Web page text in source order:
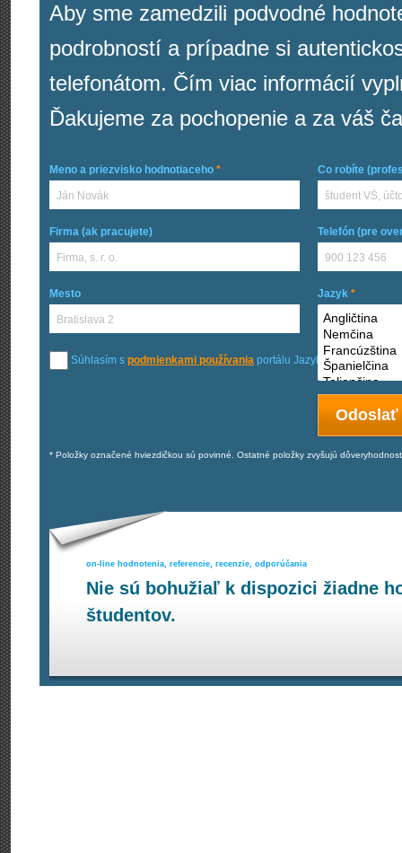
Aby sme zamedzili podvodné
podrobností a prípadne si
telefonátom. Čím viac informácií
Ďakujeme za pochopenie a za váš
Meno a priezvisko hodnotiaceho * Co robíte
Firma (ak pracujete) Telefón (pre
Mesto Jazyk *
Súhlasím s podmienkami používania portálu JazykovéŠkoly.sk.
* Položky označené hviezdičkou sú povinné. Ostatné položky zvyšujú
on-line hodnotenia, referencie, recenzie, odporúčania
Nie sú bohužiaľ k dispozici žiadne
študentov.